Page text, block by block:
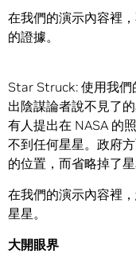
在我們的演示內容裡
的證據。
Star Struck: 使用我們
出陰謀論者說不見了的
有人提出在 NASA 的
不到任何星星。政府
的位置，而省略掉了星
在我們的演示內容裡
星星。
大開眼界